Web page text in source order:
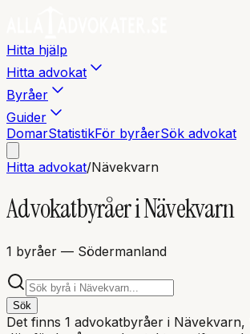
Hitta hjälp
Hitta advokat
Byråer
Guider
DomarStatistikFör byråerSök advokat
Hitta advokat/Nävekvarn
Advokatbyråer iNävekvarn
1 byråer — Södermanland
Sök
Det finns 1 advokatbyråer i Nävekvarn,